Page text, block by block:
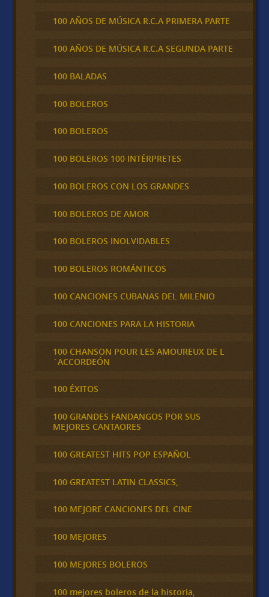
100 AÑOS DE MÚSICA R.C.A PRIMERA PARTE
100 AÑOS DE MÚSICA R.C.A SEGUNDA PARTE
100 BALADAS
100 BOLEROS
100 BOLEROS
100 BOLEROS 100 INTÉRPRETES
100 BOLEROS CON LOS GRANDES
100 BOLEROS DE AMOR
100 BOLEROS INOLVIDABLES
100 BOLEROS ROMÁNTICOS
100 CANCIONES CUBANAS DEL MILENIO
100 CANCIONES PARA LA HISTORIA
100 CHANSON POUR LES AMOUREUX DE L
´ACCORDEÓN
100 ÉXITOS
100 GRANDES FANDANGOS POR SUS
MEJORES CANTAORES
100 GREATEST HITS POP ESPAÑOL
100 GREATEST LATIN CLASSICS,
100 MEJORE CANCIONES DEL CINE
100 MEJORES
100 MEJORES BOLEROS
100 mejores boleros de la historia,